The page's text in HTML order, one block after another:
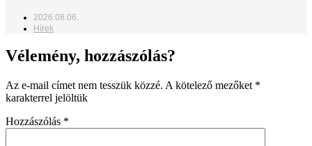
2026.08.06.
Hírek
Vélemény, hozzászólás?
Az e-mail címet nem tesszük közzé. A kötelező mezőket *
karakterrel jelöltük
Hozzászólás *